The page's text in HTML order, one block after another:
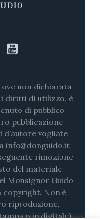
non dichiarata
diritti di utilizzo, è
di pubblico
pubblicazione
vogliate
info@donguido.it
rimozione
del materiale
Monsignor Guido
copyright. Non è
riproduzione,
o in digitale)